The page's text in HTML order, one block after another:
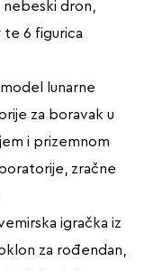
dron,
te 6 figurica
lunarne
za boravak u
i prizemnom
zračne
igračka iz
za rođendan,